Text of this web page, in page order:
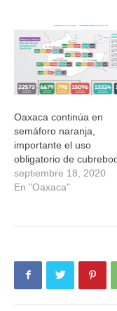
Oaxaca continúa en
semáforo naranja,
importante el uso
obligatorio de
septiembre 18, 2020
En "Oaxaca"